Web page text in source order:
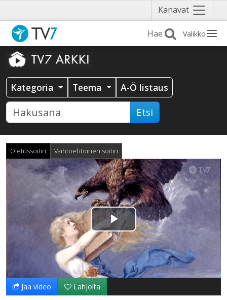
Kanavat Näytä
valikko
Valikko
Kategoria Teema A-Ö listaus
Etsi
Oletussoitin Vaihtoehtoinen soitin
Toista
Video
Jaa video Lahjoita